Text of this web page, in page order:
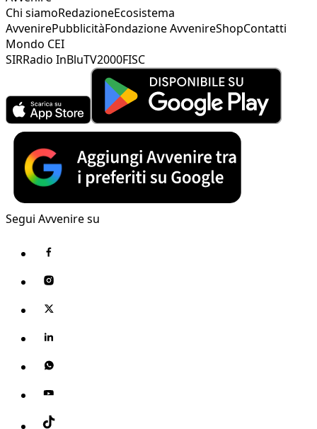
Chi siamoRedazioneEcosistema
AvvenirePubblicitàFondazione AvvenireShopContatti
Mondo CEI
SIRRadio InBluTV2000FISC
Segui Avvenire su